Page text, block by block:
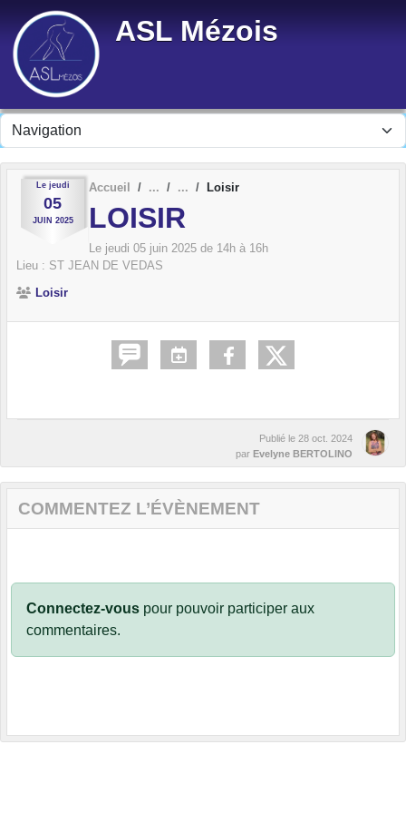
ASL Mézois
Le jeudi
05
JUIN 2025
Accueil Loisir
LOISIR
Le jeudi 05 juin 2025 de 14h à 16h
Lieu : ST JEAN DE VEDAS
Loisir
Publié le 28 oct. 2024
par Evelyne BERTOLINO
COMMENTEZ L’ÉVÈNEMENT
Connectez-vous pour pouvoir participer aux
commentaires.
Panneau de gestion des cookies